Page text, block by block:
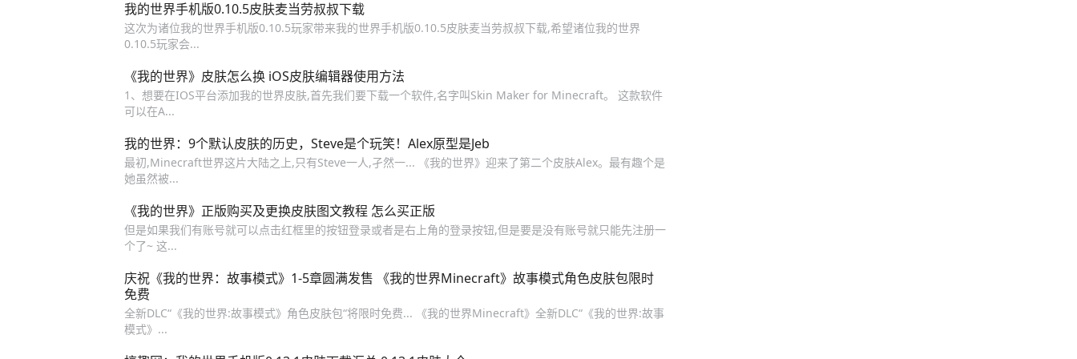
我的世界手机版0.10.5皮肤麦当劳叔叔下载
这次为诸位我的世界手机版0.10.5玩家带来我的世界手机版0.10.5皮肤麦当劳叔叔下载,希望诸位我的世界
0.10.5玩家会...
《我的世界》皮肤怎么换 iOS皮肤编辑器使用方法
1、想要在IOS平台添加我的世界皮肤,首先我们要下载一个软件,名字叫Skin Maker for Minecraft。 这款软件
可以在A...
我的世界：9个默认皮肤的历史，Steve是个玩笑！Alex原型是Jeb
最初,Minecraft世界这片大陆之上,只有Steve一人,孑然一... 《我的世界》迎来了第二个皮肤Alex。最有趣个是
她虽然被...
《我的世界》正版购买及更换皮肤图文教程 怎么买正版
但是如果我们有账号就可以点击红框里的按钮登录或者是右上角的登录按钮,但是要是没有账号就只能先注册一
个了~ 这...
庆祝《我的世界：故事模式》1-5章圆满发售 《我的世界Minecraft》故事模式角色皮肤包限时
免费
全新DLC“《我的世界:故事模式》角色皮肤包“将限时免费... 《我的世界Minecraft》全新DLC“《我的世界:故事
模式》...